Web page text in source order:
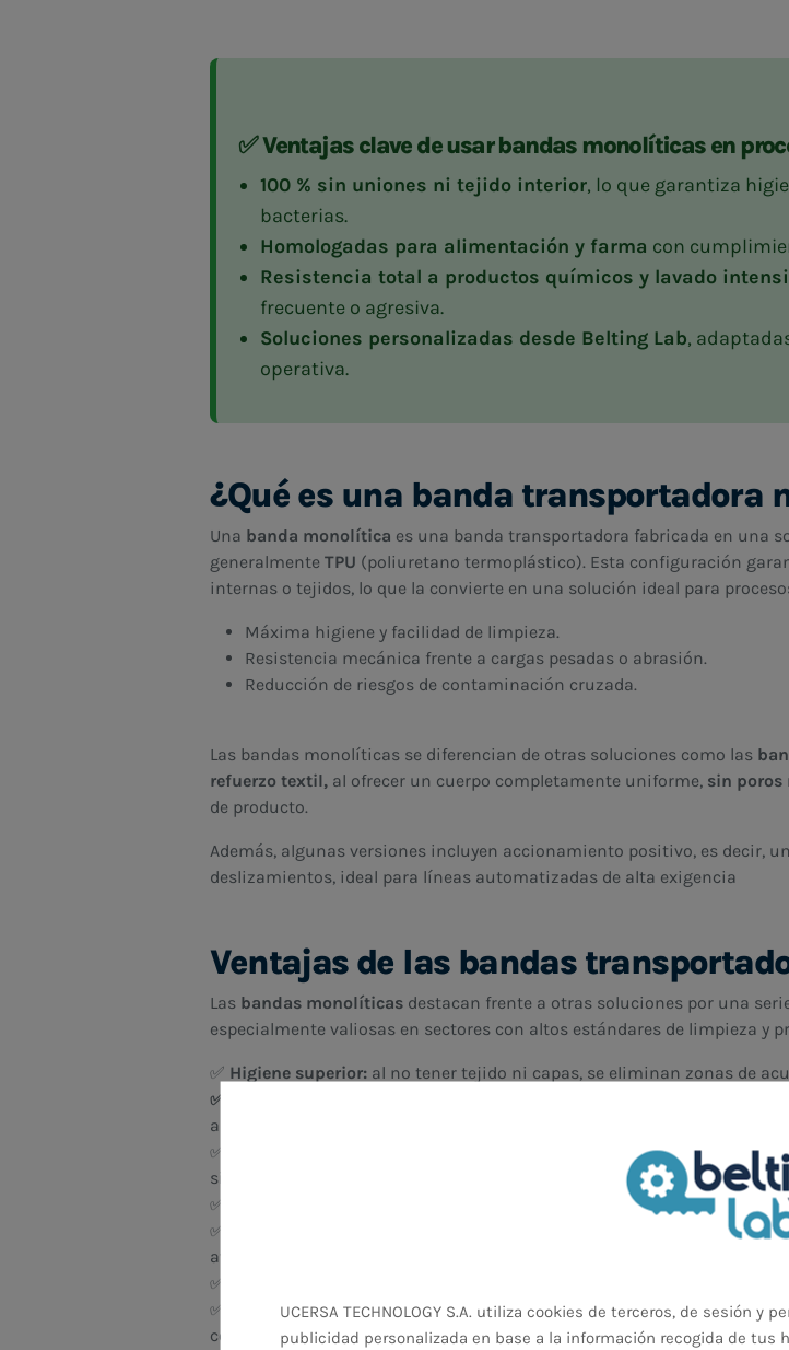
✅ Ventajas clave de usar bandas monolíticas en
100 % sin uniones ni tejido interior, lo que garantiza
bacterias.
Homologadas para alimentación y farma con
Resistencia total a productos químicos y lavado
frecuente o agresiva.
Soluciones personalizadas desde Belting Lab,
operativa.
¿Qué es una banda transportadora
Una banda monolítica es una banda transportadora fabricada en una
generalmenteTPU (poliuretano termoplástico). Esta configuración
internas o tejidos, lo que la convierte en una solución ideal para
Máxima higiene y facilidad de limpieza.
Resistencia mecánica frente a cargas pesadas o abrasión.
Reducción de riesgos de contaminación cruzada.
Las bandas monolíticas se diferencian de otras soluciones como las
refuerzo textil, al ofrecer un cuerpo completamente uniforme, sin
de producto.
Además, algunas versiones incluyen accionamiento positivo, es decir,
deslizamientos, ideal para líneas automatizadas de alta exigencia
Ventajas de las bandas
Las bandas monolíticas destacan frente a otras soluciones por una
especialmente valiosas en sectores con altos estándares de limpieza y
✅ Higiene superior: al no tener tejido ni capas, se eliminan zonas de
✅ Fácil limpieza:
su superficie lisa y uniforme permite lavados
alta presión.
✅
su estructura continua reduce el
sistema.
✅
materiales como el TPU de grado
✅
su durabilidad y resistencia frente a
averías.
✅
✅
Apto para ambientes exigentes:son ideales en condiciones de
corrosivas.
UCERSA TECHNOLOGY S.A. utiliza cookies de terceros, de sesión
publicidad personalizada en base a la información recogida de tus